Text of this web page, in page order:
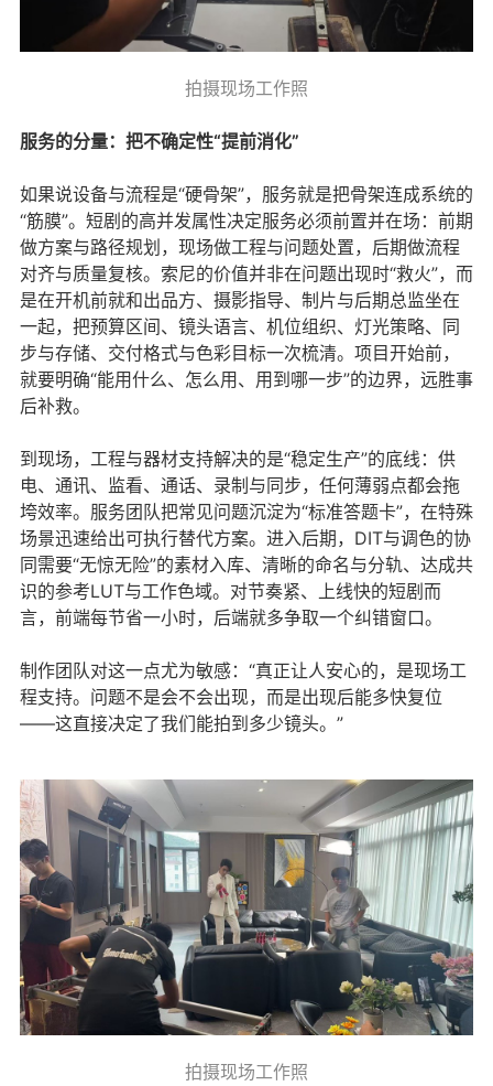
拍摄现场工作照
服务的分量：把不确定性“提前消化”
如果说设备与流程是“硬骨架”，服务就是把骨架连成系统的
“筋膜”。短剧的高并发属性决定服务必须前置并在场：前期
做方案与路径规划，现场做工程与问题处置，后期做流程
对齐与质量复核。索尼的价值并非在问题出现时“救火”，而
是在开机前就和出品方、摄影指导、制片与后期总监坐在
一起，把预算区间、镜头语言、机位组织、灯光策略、同
步与存储、交付格式与色彩目标一次梳清。项目开始前，
就要明确“能用什么、怎么用、用到哪一步”的边界，远胜事
后补救。
到现场，工程与器材支持解决的是“稳定生产”的底线：供
电、通讯、监看、通话、录制与同步，任何薄弱点都会拖
垮效率。服务团队把常见问题沉淀为“标准答题卡”，在特殊
场景迅速给出可执行替代方案。进入后期，DIT与调色的协
同需要“无惊无险”的素材入库、清晰的命名与分轨、达成共
识的参考LUT与工作色域。对节奏紧、上线快的短剧而
言，前端每节省一小时，后端就多争取一个纠错窗口。
制作团队对这一点尤为敏感：“真正让人安心的，是现场工
程支持。问题不是会不会出现，而是出现后能多快复位
——这直接决定了我们能拍到多少镜头。”
拍摄现场工作照